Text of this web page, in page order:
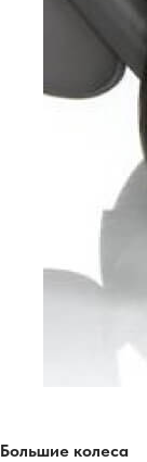
Большие колеса